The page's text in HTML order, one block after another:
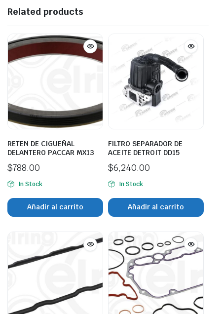
Related products
RETEN DE CIGUEÑAL
DELANTERO PACCAR MX13
$788.00
In Stock
Añadir al carrito
FILTRO SEPARADOR DE
ACEITE DETROIT DD15
$6,240.00
In Stock
Añadir al carrito